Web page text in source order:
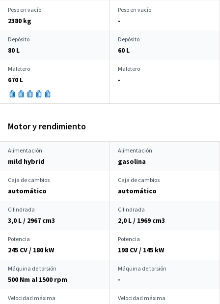
Peso en vacío
2380 kg
Peso en vacío
-
Depósito
80 L
Depósito
60 L
Maletero
670 L
Maletero
-
Motor y rendimiento
Alimentación
mild hybrid
Alimentación
gasolina
Caja de cambios
automático
Caja de cambios
automático
Cilindrada
3,0 L / 2967 cm3
Cilindrada
2,0 L / 1969 cm3
Potencia
245 CV / 180 kW
Potencia
198 CV / 145 kW
Máquina de torsión
500 Nm al 1500 rpm
Máquina de torsión
-
Velocidad máxima Velocidad máxima